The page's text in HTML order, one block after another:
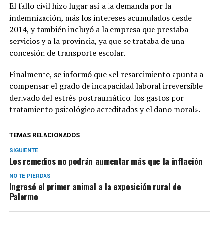
El fallo civil hizo lugar así a la demanda por la
indemnización, más los intereses acumulados desde
2014, y también incluyó a la empresa que prestaba
servicios y a la provincia, ya que se trataba de una
concesión de transporte escolar.
Finalmente, se informó que «el resarcimiento apunta a
compensar el grado de incapacidad laboral irreversible
derivado del estrés postraumático, los gastos por
tratamiento psicológico acreditados y el daño moral».
TEMAS RELACIONADOS
SIGUIENTE
Los remedios no podrán aumentar más que la inflación
NO TE PIERDAS
Ingresó el primer animal a la exposición rural de
Palermo